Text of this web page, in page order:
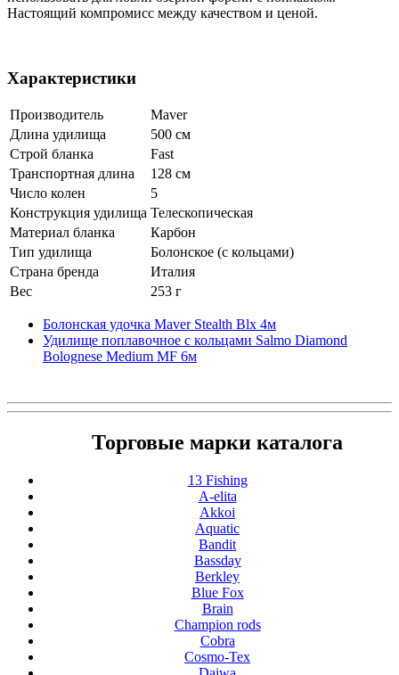
Настоящий компромисс между качеством и ценой.
Характеристики
Производитель
Maver
Длина удилища
500 см
Строй бланка
Fast
Транспортная длина
128 см
Число колен
5
Конструкция удилища Телескопическая
Материал бланка
Карбон
Тип удилища
Болонское (с кольцами)
Страна бренда
Италия
Вес
253 г
Болонская удочка Maver Stealth Blx 4м
Удилище поплавочное с кольцами Salmo Diamond
Bolognese Medium MF 6м
Торговые марки каталога
13 Fishing
A-elita
Akkoi
Aquatic
Bandit
Bassday
Berkley
Blue Fox
Brain
Champion rods
Cobra
Cosmo-Tex